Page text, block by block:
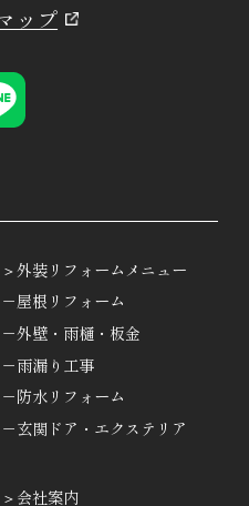
ップ
外装リフォームメニュー
－屋根リフォーム
－外壁・雨樋・板金
－雨漏り工事
－防水リフォーム
－玄関ドア・エクステリア
会社案内